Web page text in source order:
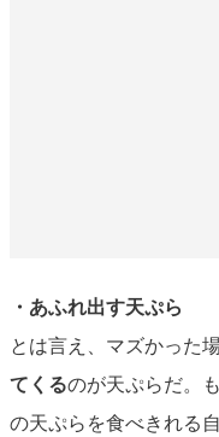
・あふれ出す天ぷら
とは言え、マズかった場
てくるのが天ぷらだ。
の天ぷらを食べきれる